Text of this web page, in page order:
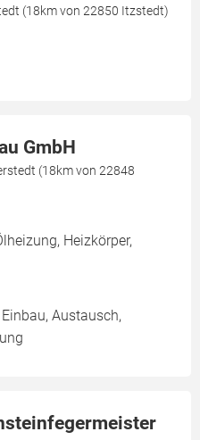
(18km von 22850 Itzstedt)
GmbH
(18km von 22848
Heizkörper,
Austausch,